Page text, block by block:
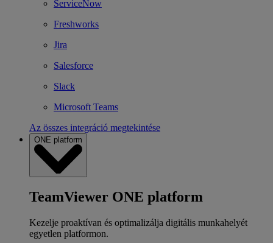
ServiceNow
Freshworks
Jira
Salesforce
Slack
Microsoft Teams
Az összes integráció megtekintése
ONE platform
TeamViewer ONE platform
Kezelje proaktívan és optimalizálja digitális munkahelyét
egyetlen platformon.